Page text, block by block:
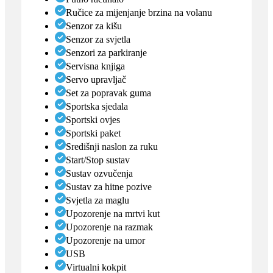
Ručice za mijenjanje brzina na volanu
Senzor za kišu
Senzor za svjetla
Senzori za parkiranje
Servisna knjiga
Servo upravljač
Set za popravak guma
Sportska sjedala
Sportski ovjes
Sportski paket
Središnji naslon za ruku
Start/Stop sustav
Sustav ozvučenja
Sustav za hitne pozive
Svjetla za maglu
Upozorenje na mrtvi kut
Upozorenje na razmak
Upozorenje na umor
USB
Virtualni kokpit